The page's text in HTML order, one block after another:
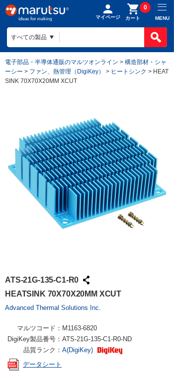
マイページ カート
0
MENU
電子部品・半導体通販のマルツオンライン > 構造部材・シャ
ーシー > ファン、熱管理（DigiKey） > ヒートシンク > HEAT
SINK 70X70X20MM XCUT
ATS-21G-135-C1-R0
HEATSINK 70X70X20MM XCUT
Advanced Thermal Solutions Inc.
マルツコード： M1163-6820
DigiKey製品番号： ATS-21G-135-C1-R0-ND
品質ランク： A(DigiKey)
データシート